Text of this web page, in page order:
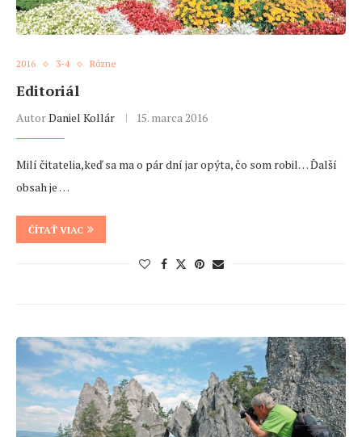
2016 3-4 Rôzne
Editoriál
AutorDaniel Kollár 15. marca 2016
Milí čitatelia,keď sa ma o pár dní jar opýta, čo som robil… Ďalší
obsah je …
ČÍTAŤ VIAC